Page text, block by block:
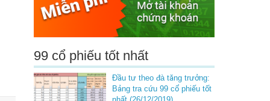
99 cổ phiếu tốt nhất
Đầu tư theo đà tăng trưởng:
Bảng tra cứu 99 cổ phiếu tốt